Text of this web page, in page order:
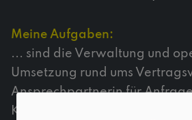
Meine Aufgaben:
... sind die Verwaltung und
Umsetzung rund ums
Ansprechpartnerin für
Kolleg*innen, Bewerbern und